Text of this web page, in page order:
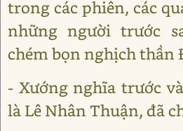
trong các phiên, các
những người trước
chém bọn nghịch thần
- Xướng nghĩa trước
là Lê Nhân Thuận, đã